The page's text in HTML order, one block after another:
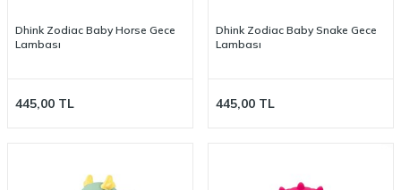
Dhink Zodiac Baby Horse Gece
Lambası
445,00 TL
Dhink Zodiac Baby Snake Gece
Lambası
445,00 TL